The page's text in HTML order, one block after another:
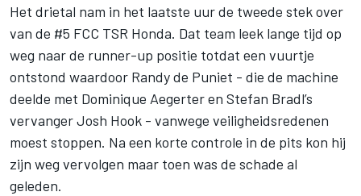
Het drietal nam in het laatste uur de tweede stek over
van de #5 FCC TSR Honda. Dat team leek lange tijd op
weg naar de runner-up positie totdat een vuurtje
ontstond waardoor Randy de Puniet - die de machine
deelde met Dominique Aegerter en Stefan Bradl’s
vervanger Josh Hook - vanwege veiligheidsredenen
moest stoppen. Na een korte controle in de pits kon hij
zijn weg vervolgen maar toen was de schade al
geleden.